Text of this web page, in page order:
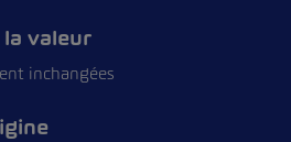
valeur
inchangées